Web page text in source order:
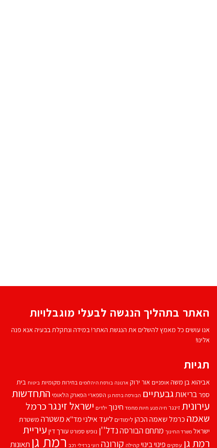
האתר בתהליך הנגשה לבעלי מוגבלויות
אנו עושים כל מאמץ להשלים את הנגשת האתר! במידה ונתקלת בבעיה אנא פנה
אלינו!
תגיות
אביהוא בן משהאופניים אור ירוק ארנונה בורסת היהלומים בחירות מקומיות ביטוח בית
ספרבריאותגבעתיים הבורסה ברמת גן הספארי הפארק הלאומי התחדשות
עירוניתזינגר חיה מנע חיות מחמד חינוך ילדים ישראל זינגרכרמל
שאמה כרמל שאמה הכהן לימודים ליעד אילנימד''אמשטרה משטרת
ישראל משרד החינוך מתחם הבורסהנדל''ן נופש ספורט עורך דין עיריית
רמת גן עסקים פינוי בינוי קהילה קורונה רועי ברזילי רכב רמת גן תאונות